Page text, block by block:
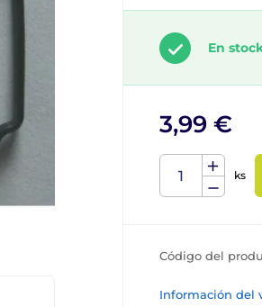
En
3,99 €
ks
Código del
Información del